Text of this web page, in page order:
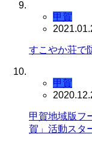
甲賀
すこやか荘で
甲賀
甲賀地域版フ
賀」活動スタ